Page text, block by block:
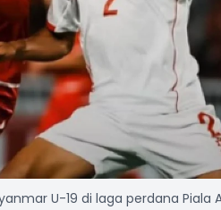
U-19 di laga perdana Piala